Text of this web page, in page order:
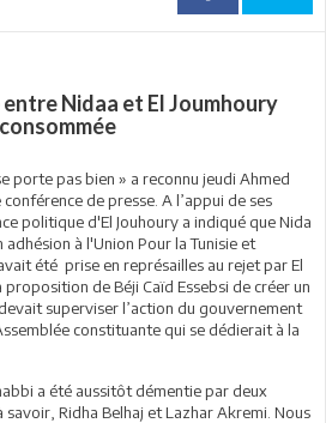
entre Nidaa et El Joumhoury
consommée
porte pas bien » a reconnu jeudi Ahmed
de presse. A l’appui de ses
politique d'El Jouhoury a indiqué que Nida
à l'Union Pour la Tunisie et
été prise en représailles au rejet par El
proposition de Béji Caïd Essebsi de créer un
superviser l’action du gouvernement
constituante qui se dédierait à la
a été aussitôt démentie par deux
savoir, Ridha Belhaj et Lazhar Akremi. Nous